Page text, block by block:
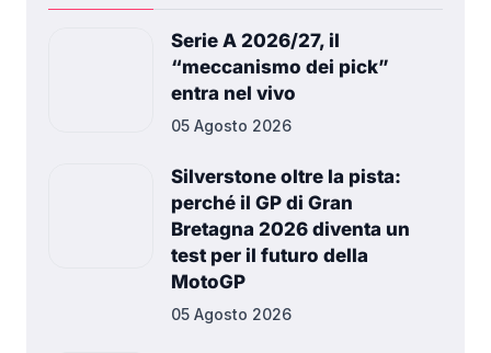
Serie A 2026/27, il
“meccanismo dei pick”
entra nel vivo
05 Agosto 2026
Silverstone oltre la pista:
perché il GP di Gran
Bretagna 2026 diventa un
test per il futuro della
MotoGP
05 Agosto 2026